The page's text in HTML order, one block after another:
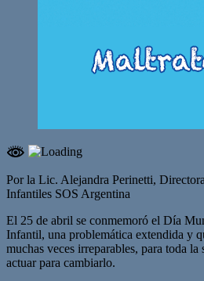
Por la Lic. Alejandra Perinetti,
Infantiles SOS Argentina
El 25 de abril se conmemoró el Día
Infantil, una problemática extendida y
muchas veces irreparables, para toda
actuar para cambiarlo.